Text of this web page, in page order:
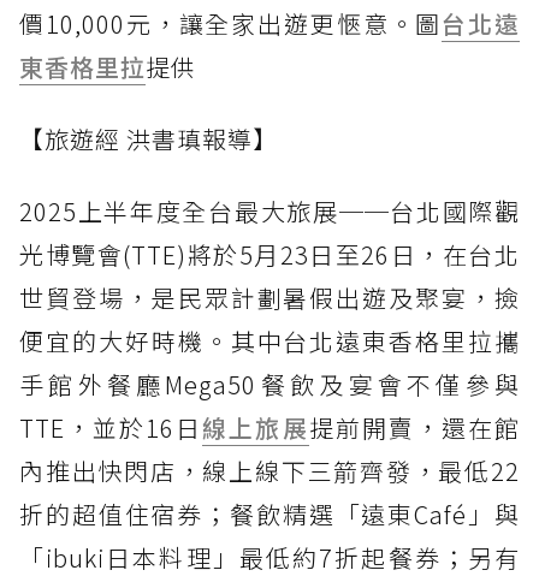
價10,000元，讓全家出遊更愜意。圖台北遠
東香格里拉提供
【旅遊經 洪書瑱報導】
2025上半年度全台最大旅展──台北國際觀
光博覽會(TTE)將於5月23日至26日，在台北
世貿登場，是民眾計劃暑假出遊及聚宴，撿
便宜的大好時機。其中台北遠東香格里拉攜
手館外餐廳Mega50餐飲及宴會不僅參與
TTE，並於16日 線上旅展提前開賣，還在館
內推出快閃店，線上線下三箭齊發，最低22
折的超值住宿券；餐飲精選「遠東Café」與
「ibuki日本料理」最低約7折起餐券；另有